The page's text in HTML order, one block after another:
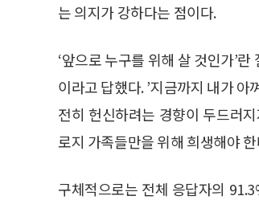
는 의지가 강하다는 점이다.
‘앞으로 누구를 위해 살 것인가’
이라고 답했다. ’지금까지 내가
전히 헌신하려는 경향이 두드러
로지 가족들만을 위해 희생해야
구체적으로는 전체 응답자의